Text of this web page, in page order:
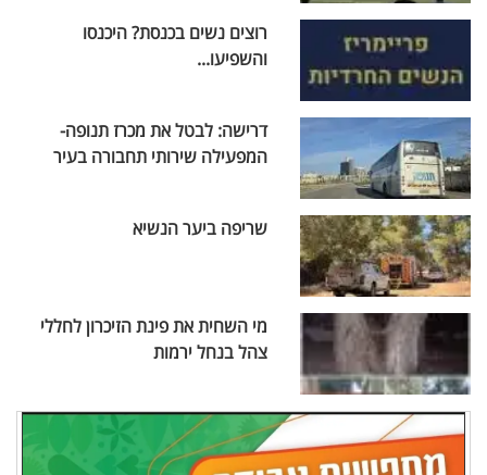
רוצים נשים בכנסת? היכנסו
והשפיעו...
דרישה: לבטל את מכרז תנופה-
המפעילה שירותי תחבורה בעיר
שריפה ביער הנשיא
מי השחית את פינת הזיכרון לחללי
צהל בנחל ירמות